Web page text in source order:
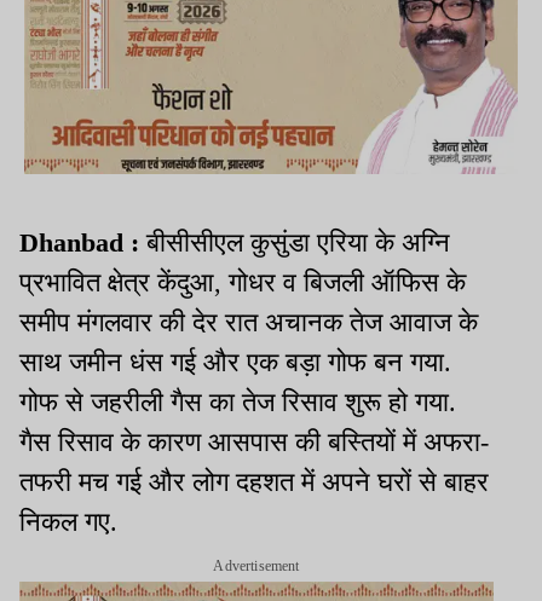
Dhanbad :बीसीसीएल कुसुंडा एरिया के अग्नि
प्रभावित क्षेत्र केंदुआ, गोधर व बिजली ऑफिस के
समीप मंगलवार की देर रात अचानक तेज आवाज के
साथ जमीन धंस गई और एक बड़ा गोफ बन गया.
गोफ से जहरीली गैस का तेज रिसाव शुरू हो गया.
गैस रिसाव के कारण आसपास की बस्तियों में अफरा-
तफरी मच गई और लोग दहशत में अपने घरों से बाहर
निकल गए.
Advertisement